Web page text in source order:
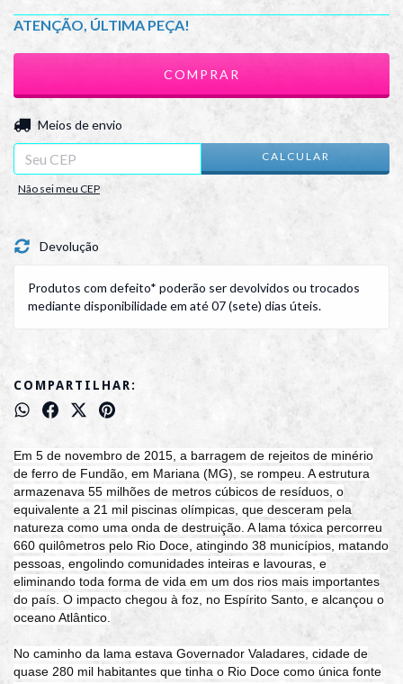
ATENÇÃO, ÚLTIMA PEÇA!
Entregas para o CEP: ALTERAR CEP
Meios de envio
CALCULAR
Não sei meu CEP
Devolução
Produtos com defeito* poderão ser devolvidos ou trocados
mediante disponibilidade em até 07 (sete) dias úteis.
COMPARTILHAR:
Em 5 de novembro de 2015, a barragem de rejeitos de minério
de ferro de Fundão, em Mariana (MG), se rompeu. A estrutura
armazenava 55 milhões de metros cúbicos de resíduos, o
equivalente a 21 mil piscinas olímpicas, que desceram pela
natureza como uma onda de destruição. A lama tóxica percorreu
660 quilômetros pelo Rio Doce, atingindo 38 municípios, matando
pessoas, engolindo comunidades inteiras e lavouras, e
eliminando toda forma de vida em um dos rios mais importantes
do país. O impacto chegou à foz, no Espírito Santo, e alcançou o
oceano Atlântico.
No caminho da lama estava Governador Valadares, cidade de
quase 280 mil habitantes que tinha o Rio Doce como única fonte